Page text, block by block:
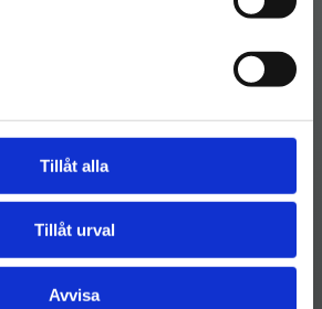
Tillåt alla
Tillåt urval
Avvisa